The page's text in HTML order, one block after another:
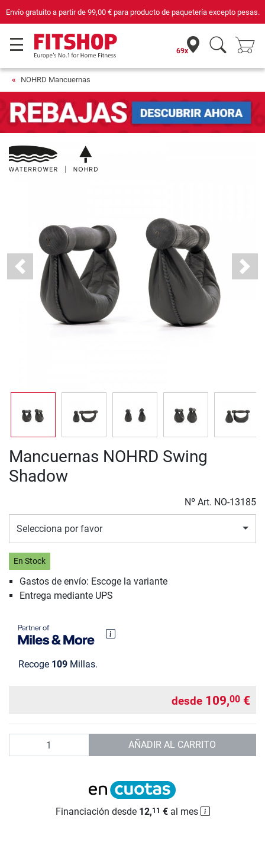
Envío gratuito a partir de 99,00 €para producto de paquetería excepto pesas.
69x
NOHRD Mancuernas
Previous Next
Mancuernas NOHRD Swing
Shadow
Nº Art. NO-13185
Selecciona por favor
En Stock
Gastos de envío: Escoge la variante
Entrega mediante UPS
Recoge 109 Millas.
desde 109,00 €
AÑADIR AL CARRITO
Financiación desde 12,11 €al mes